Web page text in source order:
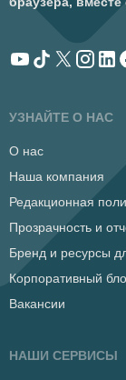
УЗНАЙТЕ О НАС
О нас
Наша компания
Редакционная
Прозрачность и
Бренд и ресурсы
Корпоративный
Вакансии
НАШИ СЕРВИСЫ